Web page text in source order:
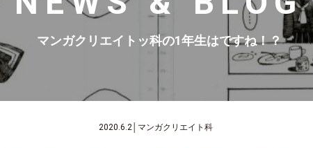
マンガクリエイトッ科の1年生はですね！？
2020.6.2 マンガクリエイト科